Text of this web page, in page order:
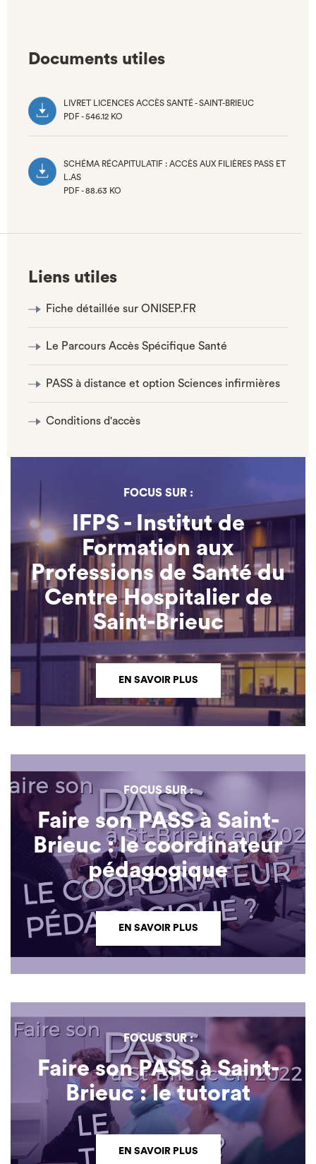
Documents utiles
LIVRET LICENCES ACCÈS SANTÉ - SAINT-BRIEUC
PDF - 546.12 KO
SCHÉMA RÉCAPITULATIF : ACCÈS AUX FILIÈRES PASS ET
L.AS
PDF - 88.63 KO
Liens utiles
Fiche détaillée sur ONISEP.FR
Le Parcours Accès Spécifique Santé
PASS à distance et option Sciences infirmières
Conditions d'accès
FOCUS SUR :
IFPS - Institut de
Formation aux
Professions de Santé du
Centre Hospitalier de
Saint-Brieuc
EN SAVOIR PLUS
FOCUS SUR :
Faire son PASS à Saint-
Brieuc : le coordinateur
pédagogique
EN SAVOIR PLUS
FOCUS SUR :
Faire son PASS à Saint-
Brieuc : le tutorat
EN SAVOIR PLUS